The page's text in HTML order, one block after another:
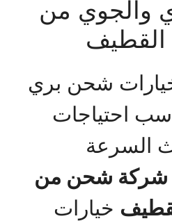
والجوي من
القطيف
شحن بري
احتياجات
السرعة
شركة شحن من
خيارات